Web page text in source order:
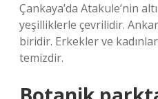
Çankaya’da Atakule’nin
yeşilliklerle çevrilidir.
biridir. Erkekler ve
temizdir.